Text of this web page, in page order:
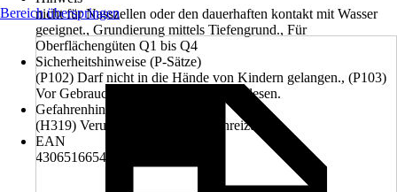
nicht für Nasszellen oder den dauerhaften kontakt mit Wasser
geeignet., Grundierung mittels Tiefengrund., Für
Oberflächengüten Q1 bis Q4
Sicherheitshinweise (P-Sätze)
(P102) Darf nicht in die Hände von Kindern gelangen., (P103)
Vor Gebrauch Kennzeichnungsetikett lesen.
Gefahrenhinweise (H-Sätze)
(H319) Verursacht schwere Augenreizung.
EAN
4306516654840
Bereich überspringen